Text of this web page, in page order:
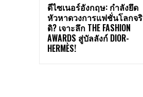
ดีไซเนอร์อังกฤษ: กำลังยึด
หัวหาดวงการแฟชั่นโลกจ
ดิ? เจาะลึก THE FASHION
AWARDS สู่บัลลังก์ DIOR-
HERMÈS!